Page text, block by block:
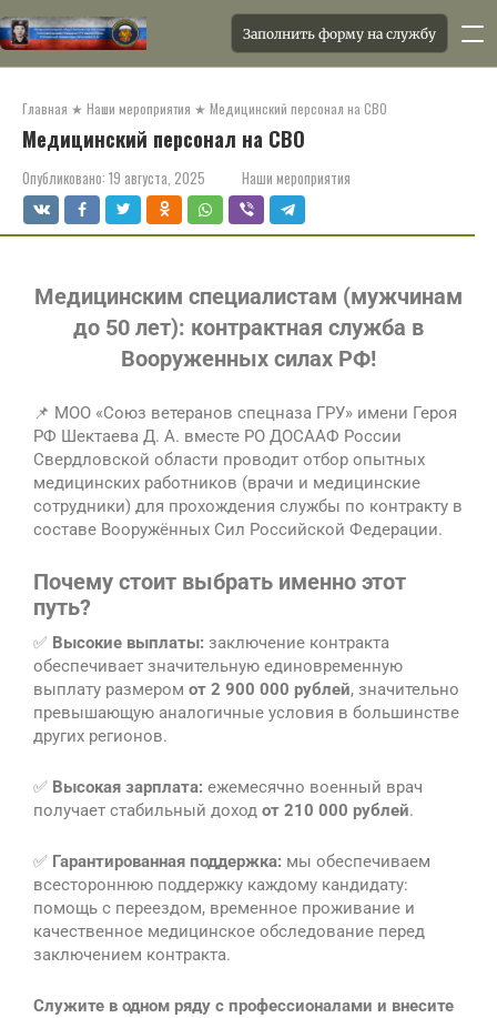
Заполнить форму на службу
Главная ★ Наши мероприятия ★ Медицинский персонал на СВО
Медицинский персонал на СВО
Опубликовано: 19 августа, 2025 Наши мероприятия
Медицинским специалистам (мужчинам
до 50 лет): контрактная служба в
Вооруженных силах РФ!
📌 МОО «Союз ветеранов спецназа ГРУ» имени Героя
РФ Шектаева Д. А. вместе РО ДОСААФ России
Свердловской области проводит отбор опытных
медицинских работников (врачи и медицинские
сотрудники) для прохождения службы по контракту в
составе Вооружённых Сил Российской Федерации.
Почему стоит выбрать именно этот
путь?
✅ Высокие выплаты: заключение контракта
обеспечивает значительную единовременную
выплату размером от 2 900 000 рублей, значительно
превышающую аналогичные условия в большинстве
других регионов.
✅ Высокая зарплата: ежемесячно военный врач
получает стабильный доход от 210 000 рублей.
✅ Гарантированная поддержка: мы обеспечиваем
всестороннюю поддержку каждому кандидату:
помощь с переездом, временное проживание и
качественное медицинское обследование перед
заключением контракта.
Служите в одном ряду с профессионалами и внесите